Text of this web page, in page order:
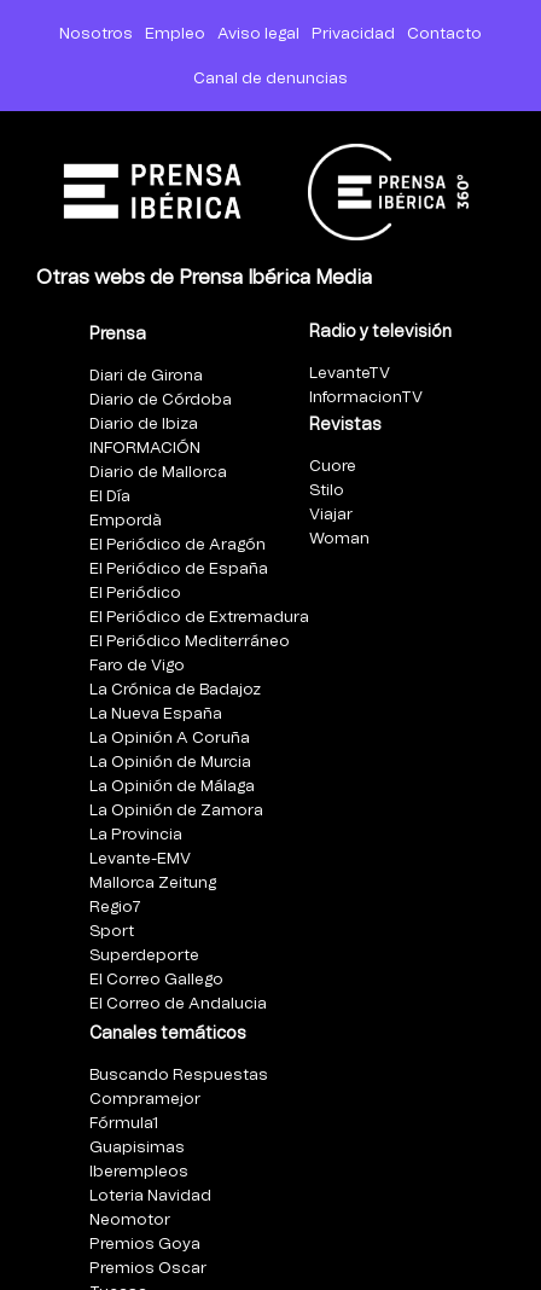
Nosotros Empleo Aviso legal Privacidad Contacto
Canal de denuncias
Otras webs de Prensa Ibérica Media
Prensa
Diari de Girona
Diario de Córdoba
Diario de Ibiza
INFORMACIÓN
Diario de Mallorca
El Día
Empordà
El Periódico de Aragón
El Periódico de España
El Periódico
El Periódico de Extremadura
El Periódico Mediterráneo
Faro de Vigo
La Crónica de Badajoz
La Nueva España
La Opinión A Coruña
La Opinión de Murcia
La Opinión de Málaga
La Opinión de Zamora
La Provincia
Levante-EMV
Mallorca Zeitung
Regio7
Sport
Superdeporte
El Correo Gallego
El Correo de Andalucia
Canales temáticos
Buscando Respuestas
Compramejor
Fórmula1
Guapisimas
Iberempleos
Loteria Navidad
Neomotor
Premios Goya
Premios Oscar
Radio y televisión
LevanteTV
InformacionTV
Revistas
Cuore
Stilo
Viajar
Woman